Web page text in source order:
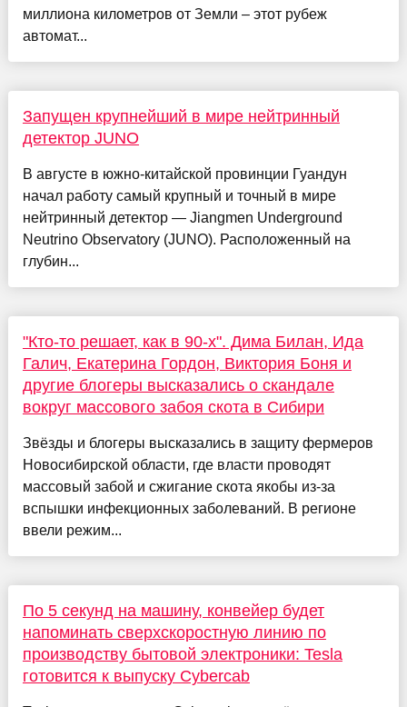
миллиона километров от Земли – этот рубеж
автомат...
Запущен крупнейший в мире нейтринный
детектор JUNO
В августе в южно-китайской провинции Гуандун
начал работу самый крупный и точный в мире
нейтринный детектор — Jiangmen Underground
Neutrino Observatory (JUNO). Расположенный на
глубин...
"Кто-то решает, как в 90-х". Дима Билан, Ида
Галич, Екатерина Гордон, Виктория Боня и
другие блогеры высказались о скандале
вокруг массового забоя скота в Сибири
Звёзды и блогеры высказались в защиту фермеров
Новосибирской области, где власти проводят
массовый забой и сжигание скота якобы из-за
вспышки инфекционных заболеваний. В регионе
ввели режим...
По 5 секунд на машину, конвейер будет
напоминать сверхскоростную линию по
производству бытовой электроники: Tesla
готовится к выпуску Cybercab